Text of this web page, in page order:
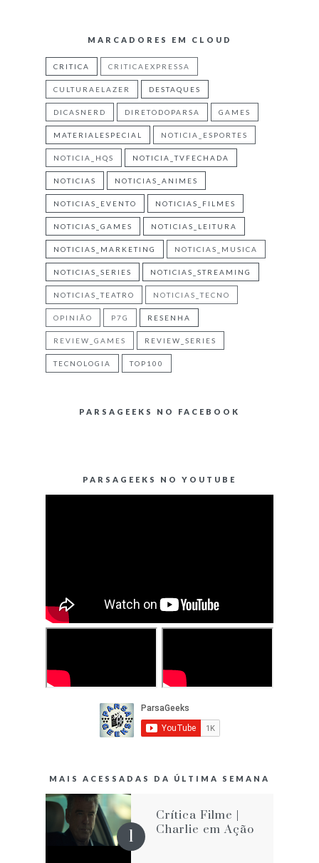
MARCADORES EM CLOUD
CRITICA CRITICAEXPRESSA
CULTURAELAZER DESTAQUES
DICASNERD DIRETODOPARSA GAMES
MATERIALESPECIAL NOTICIA_ESPORTES
NOTICIA_HQS NOTICIA_TVFECHADA
NOTICIAS NOTICIAS_ANIMES
NOTICIAS_EVENTO NOTICIAS_FILMES
NOTICIAS_GAMES NOTICIAS_LEITURA
NOTICIAS_MARKETING NOTICIAS_MUSICA
NOTICIAS_SERIES NOTICIAS_STREAMING
NOTICIAS_TEATRO NOTICIAS_TECNO
OPINIÃO P7G RESENHA
REVIEW_GAMES REVIEW_SERIES
TECNOLOGIA TOP100
PARSAGEEKS NO FACEBOOK
PARSAGEEKS NO YOUTUBE
MAIS ACESSADAS DA ÚLTIMA SEMANA
Crítica Filme |
Charlie em Ação